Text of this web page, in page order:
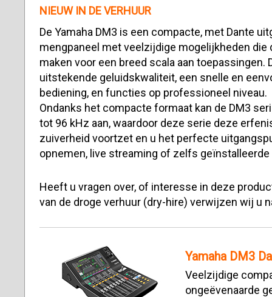
NIEUW IN DE VERHUUR
De Yamaha DM3 is een compacte, met Dante
mengpaneel met veelzijdige mogelijkheden
maken voor een breed scala aan toepassingen.
uitstekende geluidskwaliteit, een snelle en
bediening, en functies op professioneel niveau.
Ondanks het compacte formaat kan de DM3
tot 96 kHz aan, waardoor deze serie deze
zuiverheid voortzet en u het perfecte
opnemen, live streaming of zelfs
Heeft u vragen over, of interesse in deze
van de droge verhuur (dry-hire) verwijzen wij u
Yamaha DM3
Veelzijdige
ongeëvenaarde